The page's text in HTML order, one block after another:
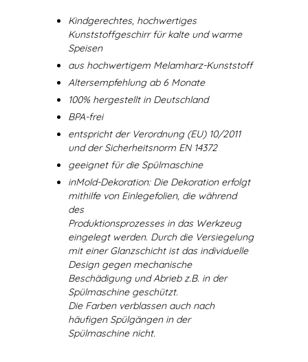
Kindgerechtes, hochwertiges
Kunststoffgeschirr für kalte und warme
Speisen
aus hochwertigem Melamharz-Kunststoff
Altersempfehlung ab 6 Monate
100% hergestellt in Deutschland
BPA-frei
entspricht der Verordnung (EU) 10/2011
und der Sicherheitsnorm EN 14372
geeignet für die Spülmaschine
inMold-Dekoration: Die Dekoration erfolgt
mithilfe von Einlegefolien, die während
des
Produktionsprozesses in das Werkzeug
eingelegt werden. Durch die Versiegelung
mit einer Glanzschicht ist das individuelle
Design gegen mechanische
Beschädigung und Abrieb z.B. in der
Spülmaschine geschützt.
Die Farben verblassen auch nach
häufigen Spülgängen in der
Spülmaschine nicht.